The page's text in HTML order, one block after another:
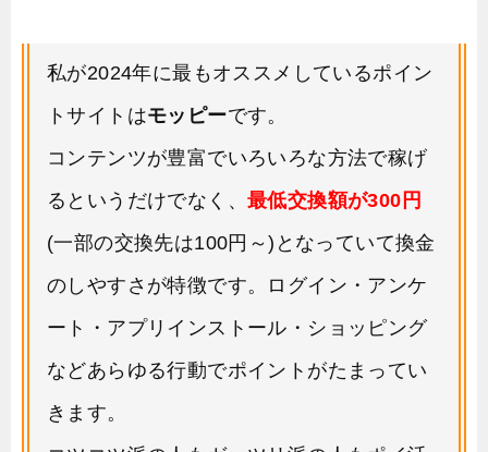
私が2024年に最もオススメしているポイン
トサイトはモッピーです。
コンテンツが豊富でいろいろな方法で稼げ
るというだけでなく、 最低交換額が300円
(一部の交換先は100円～)となっていて換金
のしやすさが特徴です。ログイン・アンケ
ート・アプリインストール・ショッピング
などあらゆる行動でポイントがたまってい
きます。